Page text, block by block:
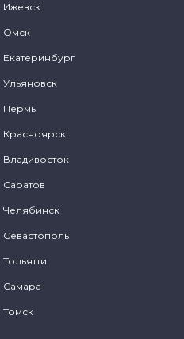
Ижевск
Омск
Екатеринбург
Ульяновск
Пермь
Красноярск
Владивосток
Саратов
Челябинск
Севастополь
Тольятти
Самара
Томск